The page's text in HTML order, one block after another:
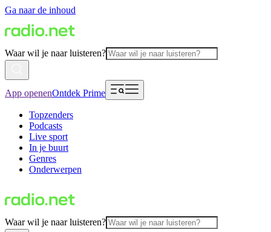
Ga naar de inhoud
Waar wil je naar luisteren?
App openenOntdek Prime
Topzenders
Podcasts
Live sport
In je buurt
Genres
Onderwerpen
Waar wil je naar luisteren?